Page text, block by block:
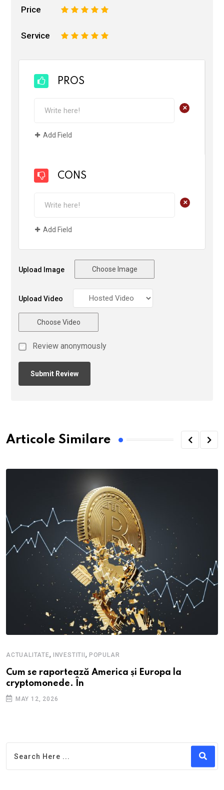
Price 5
4
3
2
Service 5
4
3
2
PROS
+
Add Field
CONS
+
Add Field
Upload Image Choose Image
Upload Video
Choose Video
Review anonymously
Articole Similare
ACTUALITATE, INVESTITII , POPULAR
Cum se raportează America și Europa la
cryptomonede. În
MAY 12, 2026